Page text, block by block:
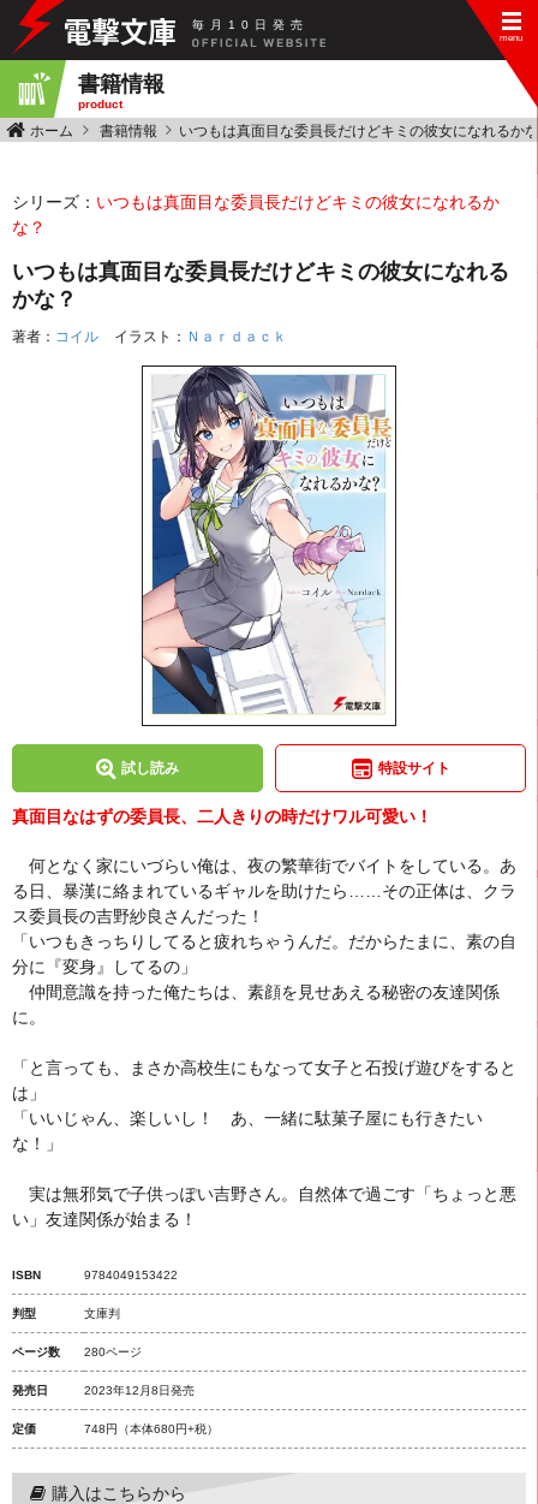
毎 月 10 日 発 売
書籍情報
product
ホーム 書籍情報 いつもは真面目な委員長だけどキミの彼女になれるか
シリーズ： いつもは真面目な委員長だけどキミの彼女になれるか
な？
いつもは真面目な委員長だけどキミの彼女になれる
かな？
著者： コイル イラスト： Ｎａｒｄａｃｋ
試し読み 特設サイト
真面目なはずの委員長、二人きりの時だけワル可愛い！
何となく家にいづらい俺は、夜の繁華街でバイトをしている。あ
る日、暴漢に絡まれているギャルを助けたら……その正体は、クラ
ス委員長の吉野紗良さんだった！
「いつもきっちりしてると疲れちゃうんだ。だからたまに、素の自
分に『変身』してるの」
仲間意識を持った俺たちは、素顔を見せあえる秘密の友達関係
に。
「と言っても、まさか高校生にもなって女子と石投げ遊びをすると
は」
「いいじゃん、楽しいし！ あ、一緒に駄菓子屋にも行きたい
な！」
実は無邪気で子供っぽい吉野さん。自然体で過ごす「ちょっと悪
い」友達関係が始まる！
ISBN 9784049153422
判型 文庫判
ページ数 280ページ
発売日 2023年12月8日発売
定価 748円 （本体680円+税）
購入はこちらから